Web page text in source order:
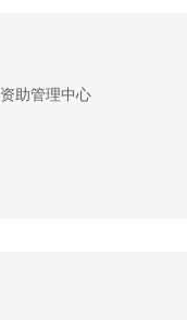
资助管理中心